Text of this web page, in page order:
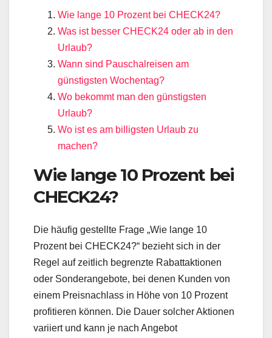
Wie lange 10 Prozent bei CHECK24?
Was ist besser CHECK24 oder ab in den
Urlaub?
Wann sind Pauschalreisen am
günstigsten Wochentag?
Wo bekommt man den günstigsten
Urlaub?
Wo ist es am billigsten Urlaub zu
machen?
Wie lange 10 Prozent bei
CHECK24?
Die häufig gestellte Frage „Wie lange 10
Prozent bei CHECK24?“ bezieht sich in der
Regel auf zeitlich begrenzte Rabattaktionen
oder Sonderangebote, bei denen Kunden von
einem Preisnachlass in Höhe von 10 Prozent
profitieren können. Die Dauer solcher Aktionen
variiert und kann je nach Angebot